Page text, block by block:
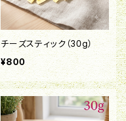
チーズスティック（30g）
¥800